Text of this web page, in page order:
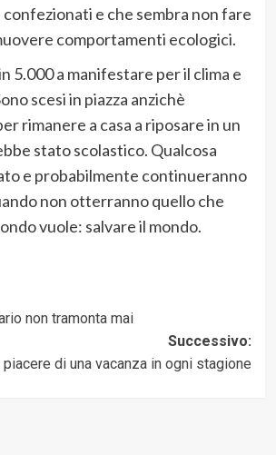
e che sembra non fare
comportamenti ecologici.
5.000 a manifestare per il clima e
scesi in piazza anzichè
rimanere a casa a riposare in un
stato scolastico. Qualcosa
e probabilmente continueranno
non otterranno quello che
vuole: salvare il mondo.
non tramonta mai
Successivo:
piacere di una vacanza in ogni stagione